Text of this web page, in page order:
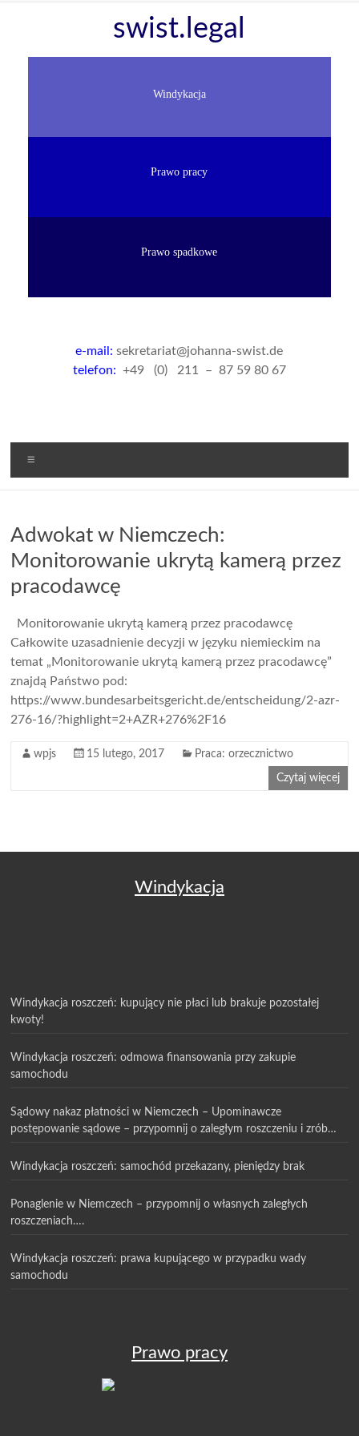
swist.legal
Windykacja
Prawo pracy
Prawo spadkowe
e-mail: sekretariat@johanna-swist.de
telefon: +49 (0) 211 – 87 59 80 67
Adwokat w Niemczech:
Monitorowanie ukrytą kamerą przez
pracodawcę
Monitorowanie ukrytą kamerą przez pracodawcę
Całkowite uzasadnienie decyzji w języku niemieckim na
temat „Monitorowanie ukrytą kamerą przez pracodawcę”
znajdą Państwo pod:
https://www.bundesarbeitsgericht.de/entscheidung/2-azr-
276-16/?highlight=2+AZR+276%2F16
wpjs 15 lutego, 2017 Praca: orzecznictwo
Czytaj więcej
Windykacja
Windykacja roszczeń: kupujący nie płaci lub brakuje pozostałej
kwoty!
Windykacja roszczeń: odmowa finansowania przy zakupie
samochodu
Sądowy nakaz płatności w Niemczech – Upominawcze
postępowanie sądowe – przypomnij o zaległym roszczeniu i zrób
Windykacja roszczeń: samochód przekazany, pieniędzy brak
Ponaglenie w Niemczech – przypomnij o własnych zaległych
roszczeniach….
Windykacja roszczeń: prawa kupującego w przypadku wady
samochodu
Prawo pracy